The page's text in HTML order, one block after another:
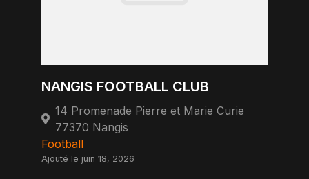
NANGIS FOOTBALL CLUB
14 Promenade Pierre et Marie Curie
77370 Nangis
Football
Ajouté le juin 18, 2026